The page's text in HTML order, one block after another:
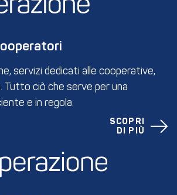
servizi dedicati alle cooperative,
Tutto ciò che serve per una
e in regola.
SCOPRI
DI PIÙ